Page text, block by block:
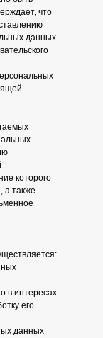
что
данных
которого
а также
в интересах
его
данных